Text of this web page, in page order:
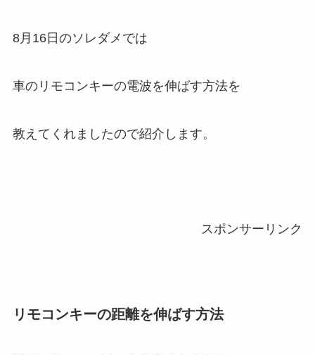
8月16日のソレダメでは
車のリモコンキーの電波を伸ばす方法を
教えてくれましたので紹介します。
スポンサーリンク
リモコンキーの距離を伸ばす方法